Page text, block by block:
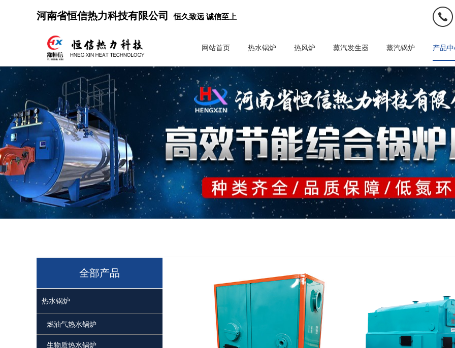
河南省恒信热力科技有限公司 恒久致远 诚信至上
网站首页 热水锅炉 热风炉 蒸汽发生器 蒸汽锅炉 产品
全部产品
热水锅炉
燃油气热水锅炉
生物质热水锅炉